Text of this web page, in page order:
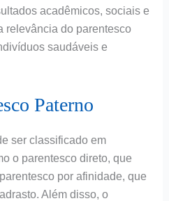
acadêmicos, sociais e
relevância do parentesco
saudáveis e
Paterno
ser classificado em
o parentesco direto, que
por afinidade, que
Além disso, o